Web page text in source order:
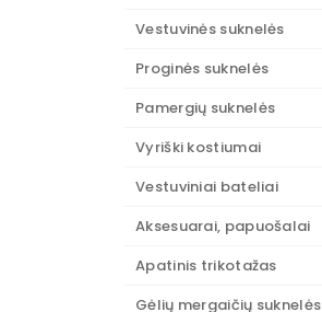
Vestuvinės suknelės
Proginės suknelės
Pamergių suknelės
Vyriški kostiumai
Vestuviniai bateliai
Aksesuarai, papuošalai
Apatinis trikotažas
Gėlių mergaičių suknelės